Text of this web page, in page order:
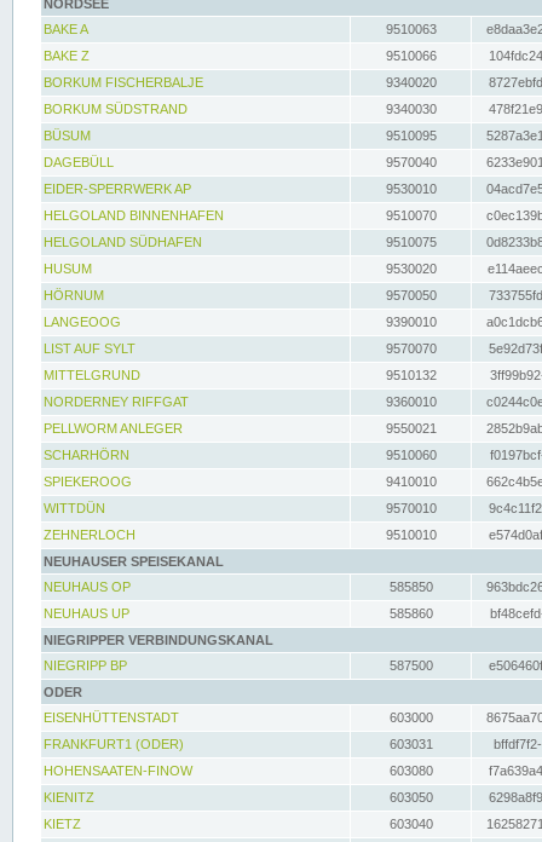
NORDSEE
BAKE A
9510063
BAKE Z
9510066
BORKUM FISCHERBALJE
9340020
BORKUM SÜDSTRAND
9340030
BÜSUM
9510095
DAGEBÜLL
9570040
EIDER-SPERRWERK AP
9530010
HELGOLAND BINNENHAFEN
9510070
HELGOLAND SÜDHAFEN
9510075
HUSUM
9530020
HÖRNUM
9570050
LANGEOOG
9390010
LIST AUF SYLT
9570070
MITTELGRUND
9510132
NORDERNEY RIFFGAT
9360010
PELLWORM ANLEGER
9550021
SCHARHÖRN
9510060
SPIEKEROOG
9410010
WITTDÜN
9570010
ZEHNERLOCH
9510010
NEUHAUSER SPEISEKANAL
NEUHAUS OP
585850
NEUHAUS UP
585860
NIEGRIPPER VERBINDUNGSKANAL
NIEGRIPP BP
587500
ODER
EISENHÜTTENSTADT
603000
FRANKFURT1 (ODER)
603031
HOHENSAATEN-FINOW
603080
KIENITZ
603050
KIETZ
603040